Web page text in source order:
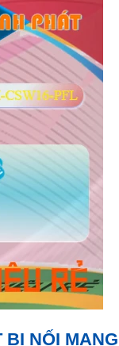
NỐI MẠNG
2 port quang hoặc 2